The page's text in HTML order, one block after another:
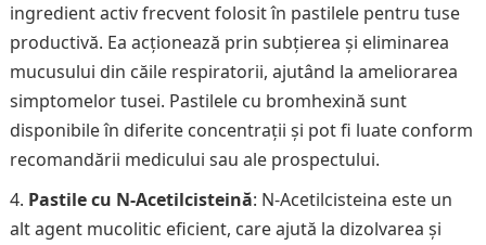
ingredient activ frecvent folosit în pastilele pentru tuse
productivă. Ea acționează prin subțierea și eliminarea
mucusului din căile respiratorii, ajutând la ameliorarea
simptomelor tusei. Pastilele cu bromhexină sunt
disponibile în diferite concentrații și pot fi luate conform
recomandării medicului sau ale prospectului.
Pastile cu N-Acetilcisteină: N-Acetilcisteina este un
alt agent mucolitic eficient, care ajută la dizolvarea și